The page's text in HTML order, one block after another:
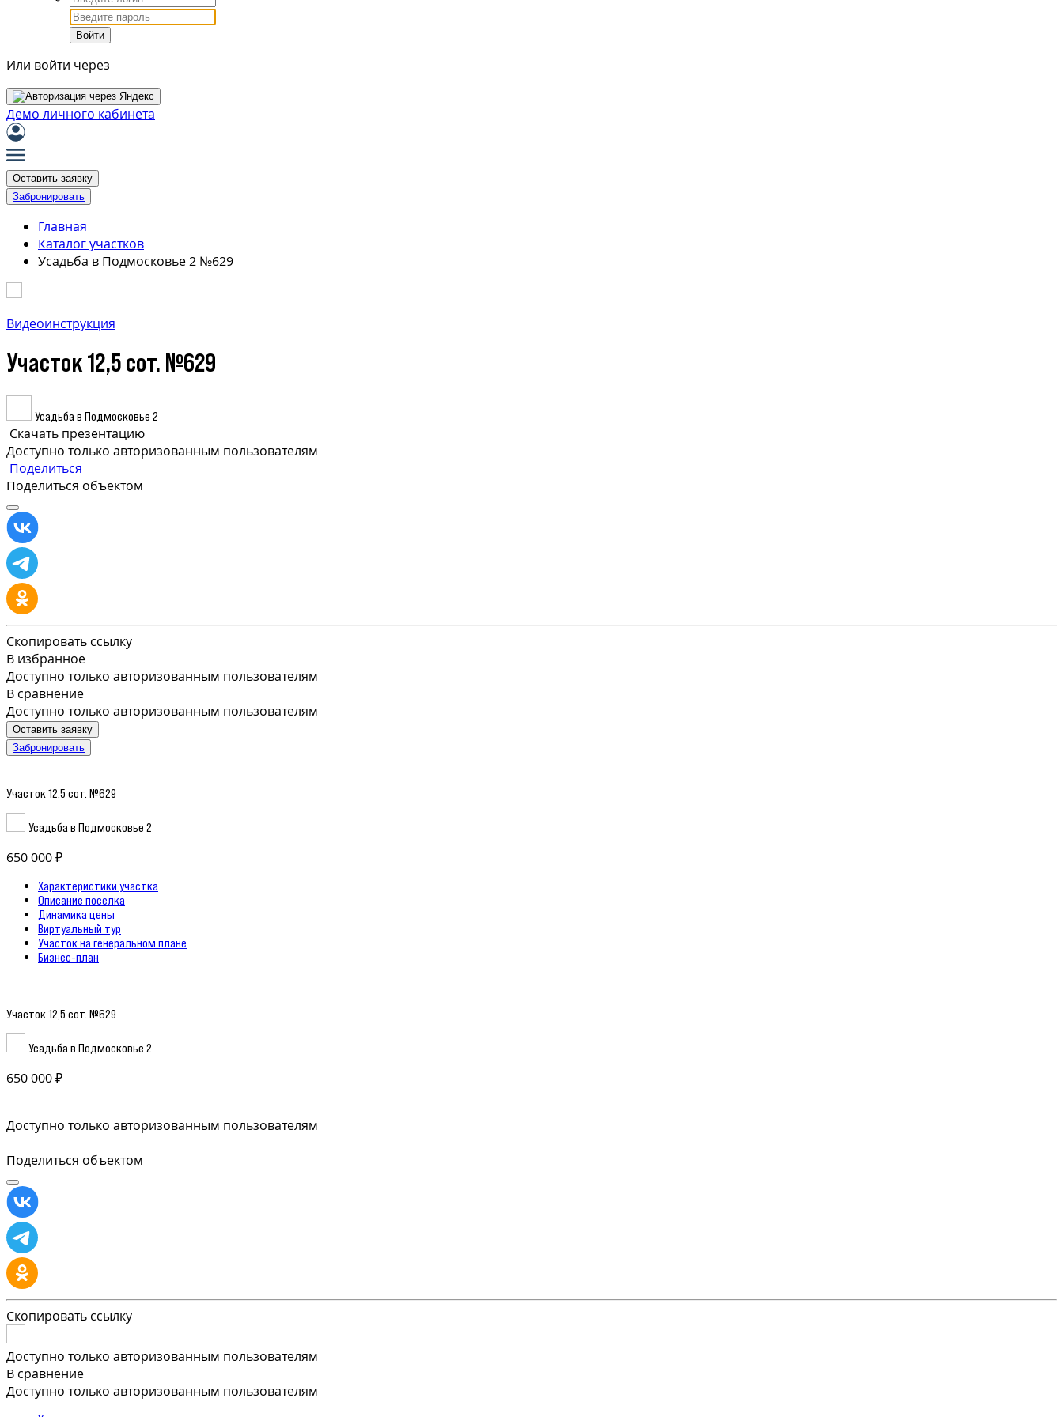
Войти
Или войти через
Демо личного кабинета
Оставить заявку
Забронировать
Главная
Каталог участков
Усадьба в Подмосковье 2 №629
Видеоинструкция
Участок 12,5 сот. №629
Усадьба в Подмосковье 2
Скачать презентацию
Доступно только авторизованным пользователям
Поделиться
Поделиться объектом
Скопировать ссылку
В избранное
Доступно только авторизованным пользователям
В сравнение
Доступно только авторизованным пользователям
Оставить заявку
Забронировать
Участок 12,5 сот. №629
Усадьба в Подмосковье 2
650 000 ₽
Характеристики участка
Описание поселка
Динамика цены
Виртуальный тур
Участок на генеральном плане
Бизнес-план
Участок 12,5 сот. №629
Усадьба в Подмосковье 2
650 000 ₽
Доступно только авторизованным пользователям
Поделиться объектом
Скопировать ссылку
Доступно только авторизованным пользователям
В сравнение
Доступно только авторизованным пользователям